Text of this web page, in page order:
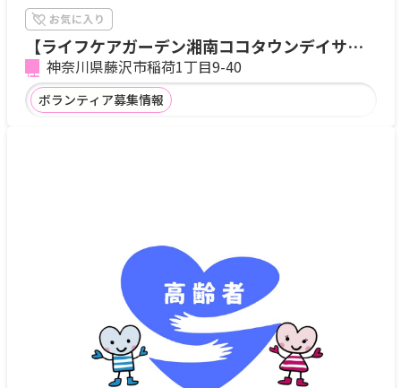
【ライフケアガーデン湘南ココタウンデイサー
ビス】
神奈川県藤沢市稲荷1丁目9-40
ボランティア募集情報